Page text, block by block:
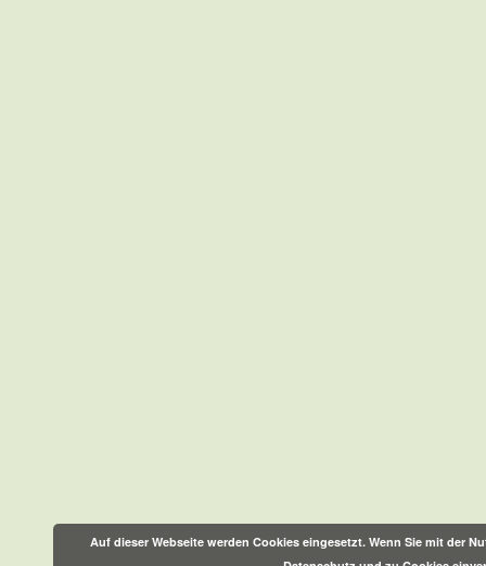
Auf dieser Webseite werden Cookies eingesetzt. Wenn Sie mit der